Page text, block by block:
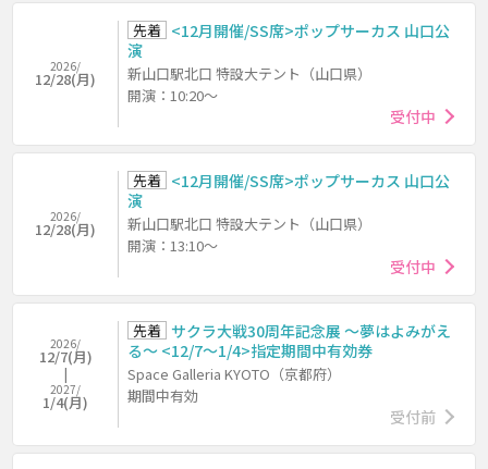
2026/
12/28(月)
先着 <12月開催/SS席>ポップサーカス 山口公
演
新山口駅北口 特設大テント（山口県）
開演：10:20～
受付中
2026/
12/28(月)
先着 <12月開催/SS席>ポップサーカス 山口公
演
新山口駅北口 特設大テント（山口県）
開演：13:10～
受付中
2026/
12/7(月)
2027/
1/4(月)
先着 サクラ大戦30周年記念展 ～夢はよみがえ
る～ <12/7～1/4>指定期間中有効券
Space Galleria KYOTO（京都府）
期間中有効
受付前